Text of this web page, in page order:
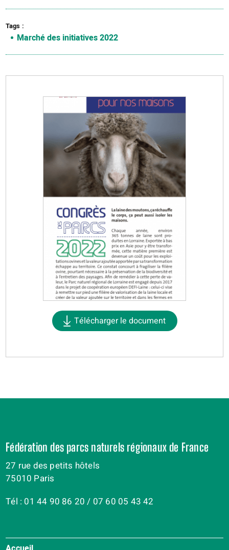
Tags
Marché des initiatives 2022
Télécharger le document
Fédération des parcs naturels régionaux de France
27 rue des petits hôtels
75010 Paris
Tél : 01 44 90 86 20 / 07 60 05 43 42